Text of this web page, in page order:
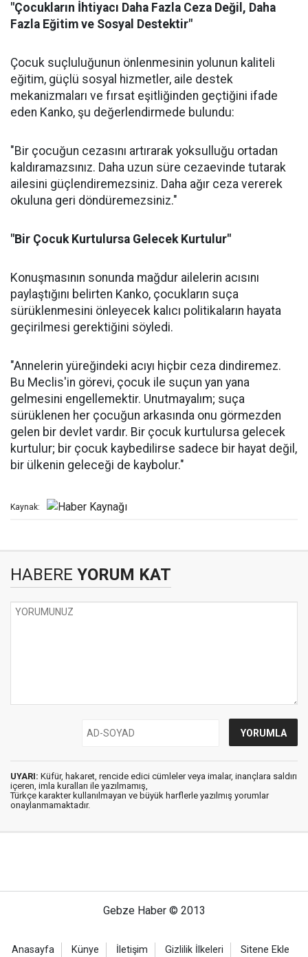
"Çocukların İhtiyacı Daha Fazla Ceza Değil, Daha
Fazla Eğitim ve Sosyal Destektir"
Çocuk suçluluğunun önlenmesinin yolunun kaliteli
eğitim, güçlü sosyal hizmetler, aile destek
mekanizmaları ve fırsat eşitliğinden geçtiğini ifade
eden Kanko, şu değerlendirmede bulundu:
"Bir çocuğun cezasını artırarak yoksulluğu ortadan
kaldıramazsınız. Daha uzun süre cezaevinde tutarak
ailesini güçlendiremezsiniz. Daha ağır ceza vererek
okuluna geri döndüremezsiniz."
"Bir Çocuk Kurtulursa Gelecek Kurtulur"
Konuşmasının sonunda mağdur ailelerin acısını
paylaştığını belirten Kanko, çocukların suça
sürüklenmesini önleyecek kalıcı politikaların hayata
geçirilmesi gerektiğini söyledi.
"Annelerin yüreğindeki acıyı hiçbir ceza dindiremez.
Bu Meclis'in görevi, çocuk ile suçun yan yana
gelmesini engellemektir. Unutmayalım; suça
sürüklenen her çocuğun arkasında onu görmezden
gelen bir devlet vardır. Bir çocuk kurtulursa gelecek
kurtulur; bir çocuk kaybedilirse sadece bir hayat değil,
bir ülkenin geleceği de kaybolur."
Kaynak:
HABERE YORUM KAT
UYARI: Küfür, hakaret, rencide edici cümleler veya imalar, inançlara saldırı
içeren, imla kuralları ile yazılmamış,
Türkçe karakter kullanılmayan ve büyük harflerle yazılmış yorumlar
onaylanmamaktadır.
Gebze Haber © 2013
Anasayfa Künye İletişim Gizlilik İlkeleri Sitene Ekle